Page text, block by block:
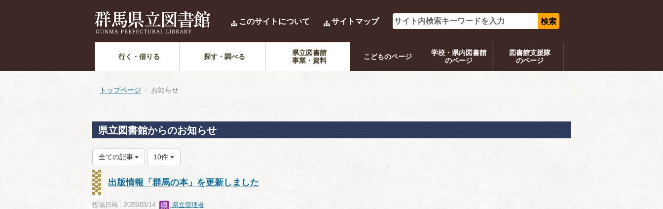
このサイトについて サイトマップ
行く・借りる 探す・調べる
県立図書館
事業・資料
こどものページ
学校・県内図書館
のページ
図書館支援隊
のページ
トップページ お知らせ
県立図書館からのお知らせ
全ての記事 10件
出版情報「群馬の本」を更新しました
投稿日時 : 2025/03/14 県立管理者